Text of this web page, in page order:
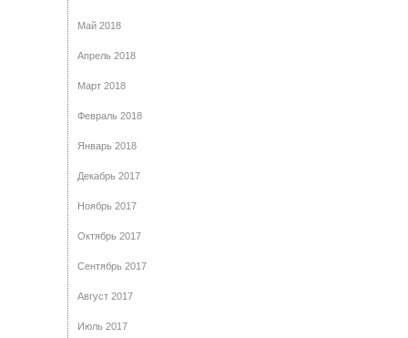
Май 2018
Апрель 2018
Март 2018
Февраль 2018
Январь 2018
Декабрь 2017
Ноябрь 2017
Октябрь 2017
Сентябрь 2017
Август 2017
Июль 2017